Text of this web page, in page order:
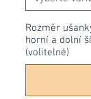
Rozměr
horní a dolní
(volitelné)